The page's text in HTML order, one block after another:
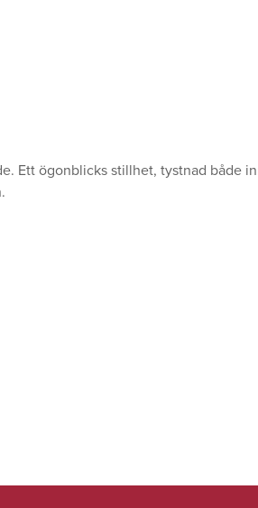
Ett ögonblicks stillhet, tystnad både